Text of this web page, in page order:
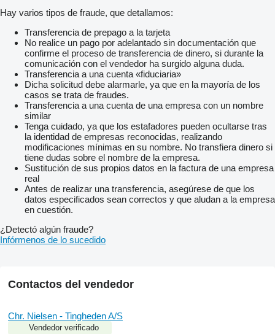
Hay varios tipos de fraude, que detallamos:
Transferencia de prepago a la tarjeta
No realice un pago por adelantado sin documentación que
confirme el proceso de transferencia de dinero, si durante la
comunicación con el vendedor ha surgido alguna duda.
Transferencia a una cuenta «fiduciaria»
Dicha solicitud debe alarmarle, ya que en la mayoría de los
casos se trata de fraudes.
Transferencia a una cuenta de una empresa con un nombre
similar
Tenga cuidado, ya que los estafadores pueden ocultarse tras
la identidad de empresas reconocidas, realizando
modificaciones mínimas en su nombre. No transfiera dinero si
tiene dudas sobre el nombre de la empresa.
Sustitución de sus propios datos en la factura de una empresa
real
Antes de realizar una transferencia, asegúrese de que los
datos especificados sean correctos y que aludan a la empresa
en cuestión.
¿Detectó algún fraude?
Infórmenos de lo sucedido
Contactos del vendedor
Chr. Nielsen - Tingheden A/S
Vendedor verificado